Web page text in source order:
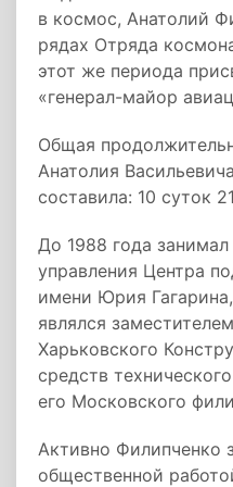
в космос, Анатолий
рядах Отряда
этот же периода
«генерал­-майор
Общая
Анатолия
составила: 10 суток
До 1988 года
управления Центра
имени Юрия
являлся
Харьковского
средств
его Московского
Активно Филипченко
общественной